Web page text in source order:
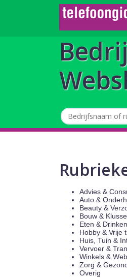
Advies &
Auto &
Beauty &
Bouw &
Eten & Drinken
Hobby & Vrije
Huis, Tuin &
Vervoer &
Winkels &
Zorg &
Overig